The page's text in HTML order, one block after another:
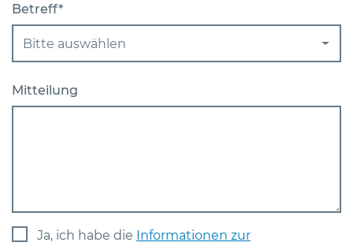
Betreff*
Bitte auswählen
Mitteilung
Ja, ich habe die Informationen zur